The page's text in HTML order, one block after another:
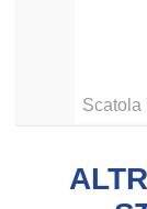
Scatola